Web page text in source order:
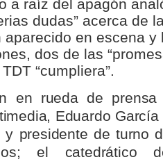
a raíz del apagón
dudas” acerca de
en escena y
dos de las
“cumpliera”.
en rueda de
Eduardo
presidente de turno
el catedrático